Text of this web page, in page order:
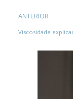
ANTERIOR